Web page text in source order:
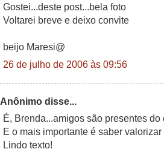
Gostei...deste post...bela foto
Voltarei breve e deixo convite
beijo Maresi@
26 de julho de 2006 às 09:56
Anônimo disse...
É, Brenda...amigos são presentes do
E o mais importante é saber
Lindo texto!